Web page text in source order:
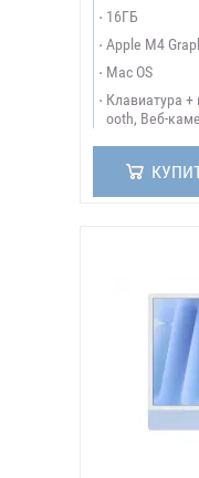
16ГБ
Apple M4
Mac OS
Клавиатура
ooth, Веб-